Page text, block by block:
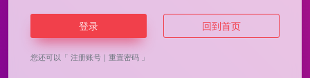
登录 回到首页
您还可以 「 注册账号 ｜ 重置密码 」